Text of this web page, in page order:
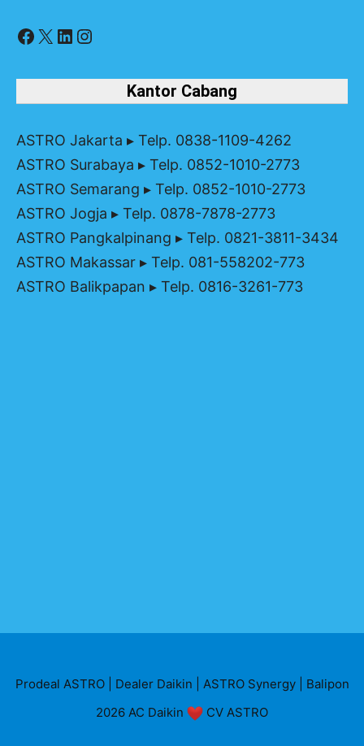
Facebook
X LinkedIn
Instagram
Kantor Cabang
ASTRO Jakarta ▸ Telp. 0838-1109-4262
ASTRO Surabaya ▸ Telp. 0852-1010-2773
ASTRO Semarang ▸ Telp. 0852-1010-2773
ASTRO Jogja ▸ Telp. 0878-7878-2773
ASTRO Pangkalpinang ▸ Telp. 0821-3811-3434
ASTRO Makassar ▸ Telp. 081-558202-773
ASTRO Balikpapan ▸ Telp. 0816-3261-773
Prodeal ASTRO| Dealer Daikin ASTRO Synergy| Balipon
2026 AC Daikin CV ASTRO